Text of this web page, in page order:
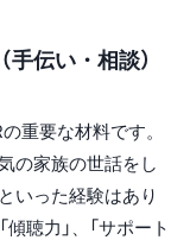
手伝い・相談）
重要な材料です。
の家族の世話をし
いった経験はあり
聴力」、「サポート